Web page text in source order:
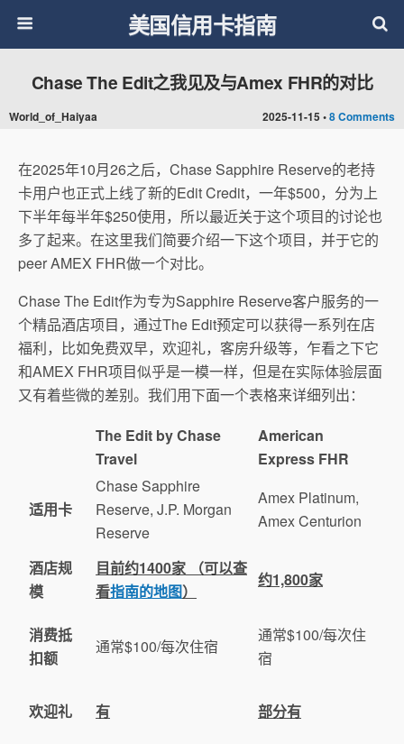
美国信用卡指南
2025-11-15 •8 Comments
Chase The Edit之我见及与Amex FHR的对比
World_of_Haiyaa
在2025年10月26之后，Chase Sapphire Reserve的老持
卡用户也正式上线了新的Edit Credit，一年$500，分为上
下半年每半年$250使用，所以最近关于这个项目的讨论也
多了起来。在这里我们简要介绍一下这个项目，并于它的
peer AMEX FHR做一个对比。
Chase The Edit作为专为Sapphire Reserve客户服务的一
个精品酒店项目，通过The Edit预定可以获得一系列在店
福利，比如免费双早，欢迎礼，客房升级等，乍看之下它
和AMEX FHR项目似乎是一模一样，但是在实际体验层面
又有着些微的差别。我们用下面一个表格来详细列出：
适用卡
Chase Sapphire
Reserve, J.P. Morgan
Reserve
Amex Platinum,
Amex Centurion
酒店规
模
目前约1400家 （可以查
看指南的地图）
约1,800家
消费抵
扣额
通常$100/每次住宿
通常$100/每次住
宿
欢迎礼 有 部分有
The Edit by Chase
Travel
American
Express FHR